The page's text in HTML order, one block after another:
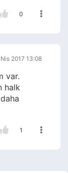
0
2017 13:08
var.
halk
1